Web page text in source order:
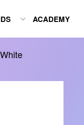
ACADEMY